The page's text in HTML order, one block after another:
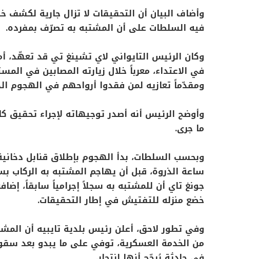
وأضاف البيان أن التحقيقات لا تزال جارية
فيه السلطات على أن المشتبه به تصرّف بمفرده.
وكان الرئيس التايواني لاي تشينغ تي قد
في الاعتداء، معرباً خلال زيارته المصابين في
ومقدّماً تعازيه لمن فقدوا أرواحهم في الهجوم
وأوضح الرئيس أنه أصدر توجيهاته لإجراء تحقيق
ما جرى.
وبحسب السلطات، بدأ الهجوم بإطلاق قنابل
ساعة الذروة، قبل أن يهاجم المشتبه به الركاب
جونغ تاي أن للمشتبه به سجلاً إجرامياً سابقاً،
خضع منزله للتفتيش في إطار التحقيقات.
وفي تطور لاحق، أعلن رئيس بلدية تايبيه أن
من الخدمة العسكرية، توفي على ما يبدو بعد